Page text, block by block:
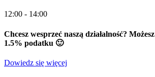
12:00 - 14:00
Chcesz wesprzeć naszą działalność?
1.5% podatku 🙂
Dowiedz się więcej